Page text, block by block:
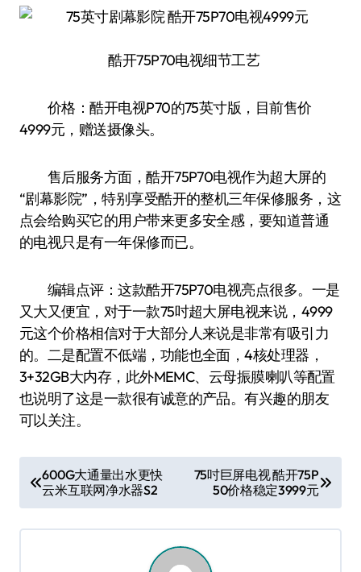
酷开75P70电视细节工艺
价格：酷开电视P70的75英寸版，目前售价
4999元，赠送摄像头。
售后服务方面，酷开75P70电视作为超大屏的
“剧幕影院”，特别享受酷开的整机三年保修服务，这
点会给购买它的用户带来更多安全感，要知道普通
的电视只是有一年保修而已。
编辑点评：这款酷开75P70电视亮点很多。一是
又大又便宜，对于一款75吋超大屏电视来说，4999
元这个价格相信对于大部分人来说是非常有吸引力
的。二是配置不低端，功能也全面，4核处理器，
3+32GB大内存，此外MEMC、云母振膜喇叭等配置
也说明了这是一款很有诚意的产品。有兴趣的朋友
可以关注。
章
导
600G大通量出水更快
云米互联网净水器S2
75吋巨屏电视 酷开75P
50价格稳定3999元